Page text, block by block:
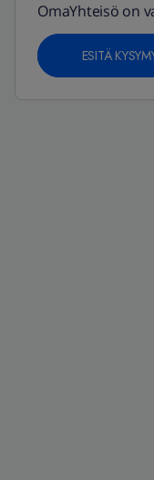
OmaYhteisö on
ESITÄ